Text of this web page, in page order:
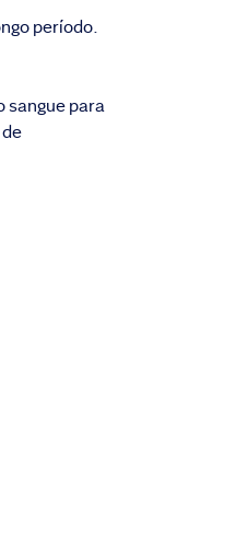
período.
sangue para